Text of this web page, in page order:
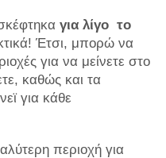
για λίγο το
Έτσι, μπορώ να
για να μείνετε στο
καθώς και τα
για κάθε
περιοχή για